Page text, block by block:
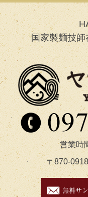
国家製麺技
営業時
〒870-